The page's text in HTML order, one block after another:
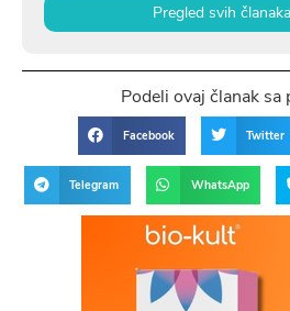
Pregled svih
Podeli ovaj članak sa
Facebook Twitter
Telegram WhatsApp